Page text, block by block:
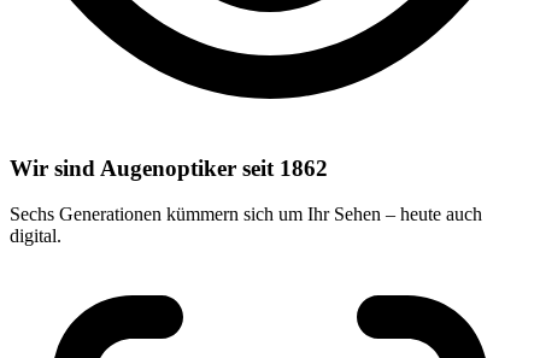
Wir sind Augenoptiker seit 1862
Sechs Generationen kümmern sich um Ihr Sehen – heute auch
digital.